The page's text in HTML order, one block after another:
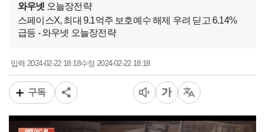
와우넷 오늘장전략
스페이스X, 최대 9.1억주 보호예수 해제 우려 딛고 6.14%
급등 - 와우넷 오늘장전략
입력2024-02-22 18:18수정 2024-02-22 18:18
구독